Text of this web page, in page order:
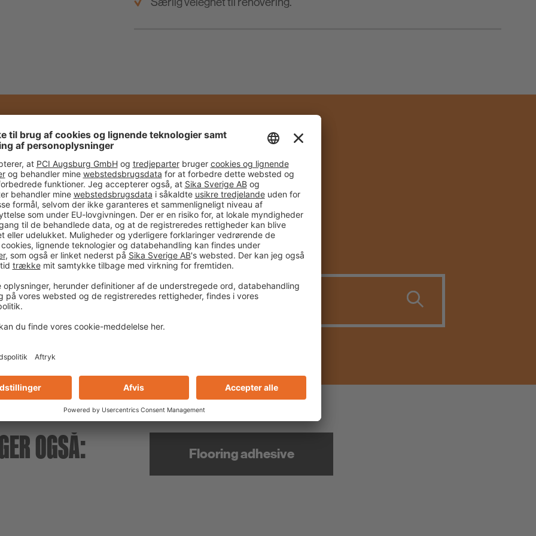
I NÆRHEDEN AF DIG
FORHANDLERE FAGKONSULENT
OGSÅ: Flooring adhesive